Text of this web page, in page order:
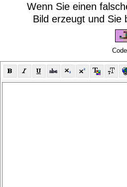
Wenn Sie einen
Bild erzeugt und Sie